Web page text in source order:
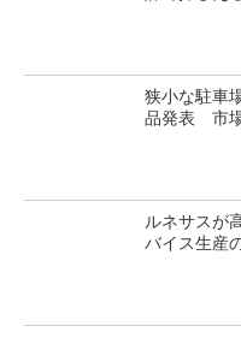
狭小な駐車
品発表 市
ルネサスが
バイス生産